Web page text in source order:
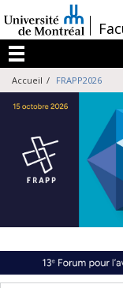
au
contenu
/
Menu
Accueil FRAPP2026